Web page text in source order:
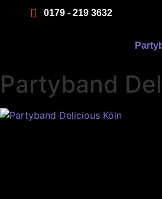
0179 - 219 3632
Partyband